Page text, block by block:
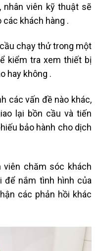
nhân viên kỹ thuật sẽ
khách hàng .
chạy thử trong một
kiểm tra xem thiết bị
hay không .
các vấn đề nào khác,
lại bồn cầu và tiến
bảo hành cho dịch
viên chăm sóc khách
để nắm tình hình của
các phản hồi khác